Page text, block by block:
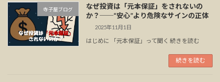
寺子屋ブログ
なぜ投資は「元本保証」をされないの
か？──“安心”より危険なサインの正体
2025年11月1日
はじめに 「元本保証」って聞く 続きを読む
続きを読む